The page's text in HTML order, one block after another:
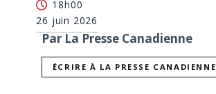
18h00
26 juin 2026
Par La Presse Canadienne
ÉCRIRE À LA PRESSE CANADIENNE